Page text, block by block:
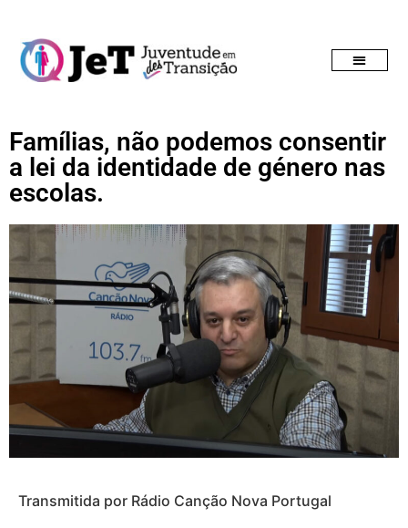
Famílias, não podemos consentir
a lei da identidade de género nas
escolas.
Transmitida por Rádio Canção Nova Portugal